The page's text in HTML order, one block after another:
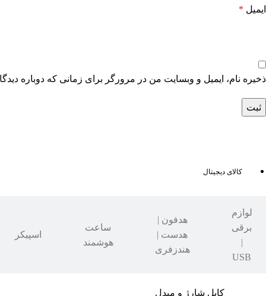
کالای دیجیتال
لوازم
برقی
|
USB
هدفون |
هدست |
هندزفری
ساعت
هوشمند
اسپیکر
کابل شارژ و مبدل
ایمیل *
ذخیره نام، ایمیل و وبسایت من در مرورگر برای زمانی که دوباره